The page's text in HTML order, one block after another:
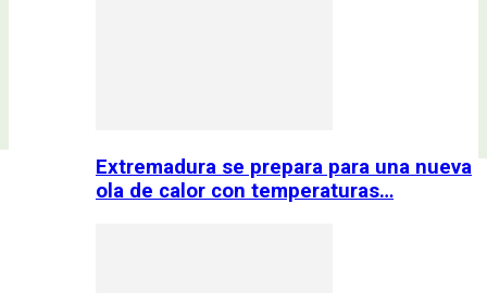
Extremadura se prepara para una nueva
ola de calor con temperaturas…